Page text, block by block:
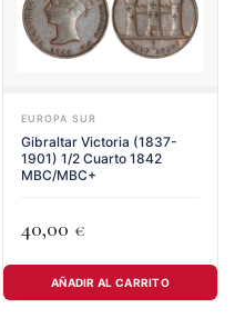
EUROPA SUR
Gibraltar Victoria (1837-
1901) 1/2 Cuarto 1842
MBC/MBC+
40,00 €
AÑADIR AL CARRITO